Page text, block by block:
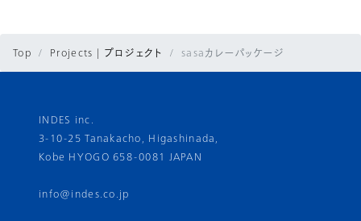
Top Projects | プロジェクト sasaカレーパッケージ
INDES inc.
3-10-25 Tanakacho, Higashinada,
Kobe HYOGO 658-0081 JAPAN
info@indes.co.jp